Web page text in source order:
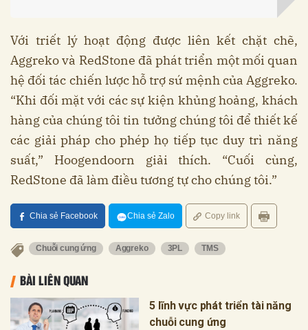
Với triết lý hoạt động được liên kết chặt chẽ,
Aggreko và RedStone đã phát triển một mối quan
hệ đối tác chiến lược hỗ trợ sứ mệnh của Aggreko.
“Khi đối mặt với các sự kiện khủng hoảng, khách
hàng của chúng tôi tin tưởng chúng tôi để thiết kế
các giải pháp cho phép họ tiếp tục duy trì năng
suất,” Hoogendoorn giải thích. “Cuối cùng,
RedStone đã làm điều tương tự cho chúng tôi.”
Chia sẻ Facebook Chia sẻ Zalo Copy link
Chuỗi cung ứng Aggreko 3PL TMS
BÀI LIÊN QUAN
5 lĩnh vực phát triển tài năng
chuỗi cung ứng